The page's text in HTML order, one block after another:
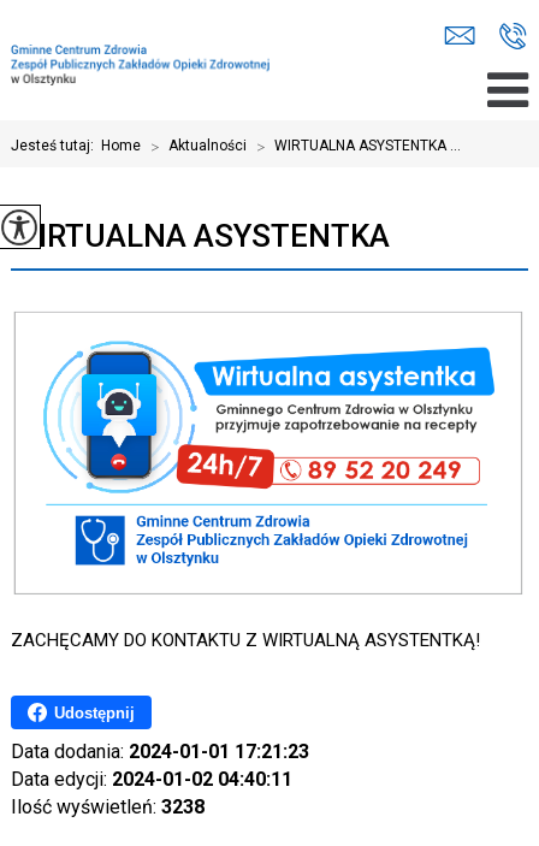
Jesteś tutaj: Home > Aktualności > WIRTUALNA ASYSTENTKA ...
WIRTUALNA ASYSTENTKA
ZACHĘCAMY DO KONTAKTU Z WIRTUALNĄ ASYSTENTKĄ!
Udostępnij
Data dodania: 2024-01-01 17:21:23
Data edycji: 2024-01-02 04:40:11
Ilość wyświetleń: 3238